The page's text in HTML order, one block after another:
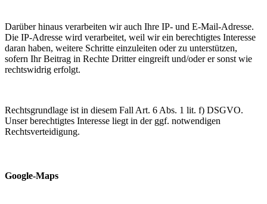
Darüber hinaus verarbeiten wir auch Ihre IP- und E-Mail-Adresse.
Die IP-Adresse wird verarbeitet, weil wir ein berechtigtes Interesse
daran haben, weitere Schritte einzuleiten oder zu unterstützen,
sofern Ihr Beitrag in Rechte Dritter eingreift und/oder er sonst wie
rechtswidrig erfolgt.
Rechtsgrundlage ist in diesem Fall Art. 6 Abs. 1 lit. f) DSGVO.
Unser berechtigtes Interesse liegt in der ggf. notwendigen
Rechtsverteidigung.
Google-Maps